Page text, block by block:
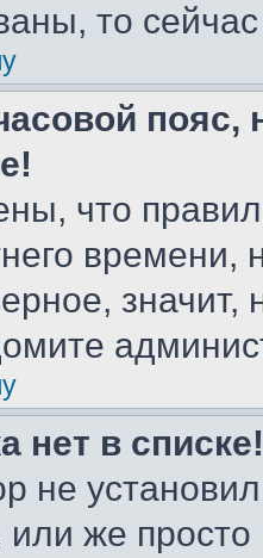
то
пояс,
что
значит,
нет в списке!
не
же